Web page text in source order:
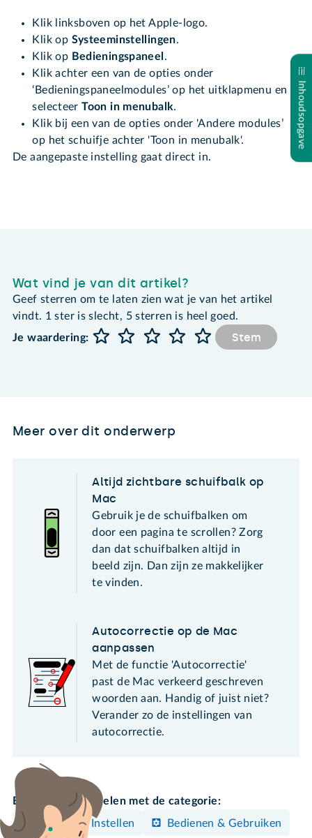
Klik linksboven op het Apple-logo.
Klik op Systeeminstellingen.
Klik op Bedieningspaneel .
Klik achter een van de opties onder
‘Bedieningspaneelmodules’ op het uitklapmenu en
selecteerToon in menubalk.
Klik bij een van de opties onder 'Andere modules’
op het schuifje achter 'Toon in menubalk'.
De aangepaste instelling gaat direct in.
Inhoudsopgave
Wat vind je van dit artikel?
Geef sterren om te laten zien wat je van het artikel
vindt. 1 ster is slecht, 5 sterren is heel goed.
Je waardering:
Stem
Meer over dit onderwerp
Altijd zichtbare schuifbalk op
Mac
Gebruik je de schuifbalken om
door een pagina te scrollen? Zorg
dan dat schuifbalken altijd in
beeld zijn. Dan zijn ze makkelijker
te vinden.
Autocorrectie op de Mac
aanpassen
Met de functie 'Autocorrectie'
past de Mac verkeerd geschreven
woorden aan. Handig of juist niet?
Verander zo de instellingen van
autocorrectie.
Bekijk meer artikelen met de categorie:
Mac
Instellen Bedienen & Gebruiken